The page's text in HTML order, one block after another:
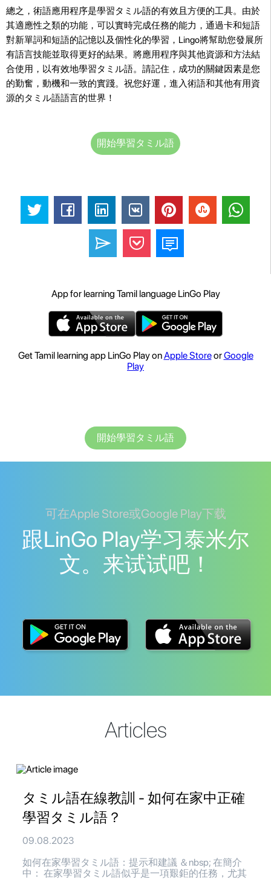
總之，術語應用程序是學習タミル語的有效且方便的工具。由於
其適應性之類的功能，可以實時完成任務的能力，通過卡和短語
對新單詞和短語的記憶以及個性化的學習，Lingo將幫助您發展所
有語言技能並取得更好的結果。將應用程序與其他資源和方法結
合使用，以有效地學習タミル語。請記住，成功的關鍵因素是您
的勤奮，動機和一致的實踐。祝您好運，進入術語和其他有用資
源的タミル語語言的世界！
開始學習タミル語
App for learning Tamil language LinGo Play
Get Tamil learning app LinGo Play onApple StoreorGoogle
Play
開始學習タミル語
可在Apple Store或Google Play下载
跟LinGo Play学习泰米尔
文。来试试吧！
Articles
タミル語在線教訓 - 如何在家中正確
學習タミル語？
09.08.2023
如何在家學習タミル語：提示和建議 ＆nbsp; 在簡介
中： 在家學習タミル語似乎是一項艱鉅的任務，尤其